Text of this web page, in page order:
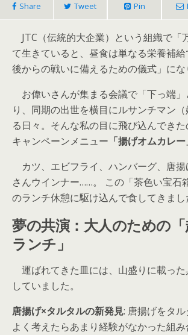
Share Tweet Pin
JTC（伝統的大企業）という組織で「
て生きていると、昼食は単なる栄養補
後からの戦いに備えるための儀式」にな
お偉いさんが集まる会議で「下っ端
り、同期の出世を横目にルサンチマン（
る日々。そんな私の目に飛び込んでき
キャンペーンメニュー 「揚げオムカレー
カツ、エビフライ、ハンバーグ、唐揚
さんウインナー……。 この「茶色い宝石
のランチ休憩に駆け込んで食してきまし
夢の共演：大人のための
ランチ」
運ばれてきた皿には、山盛りに載っ
していました。
唐揚げ×タルタルの新発見: 唐揚げをタル
よく考えたらあまり経験がなかった組み